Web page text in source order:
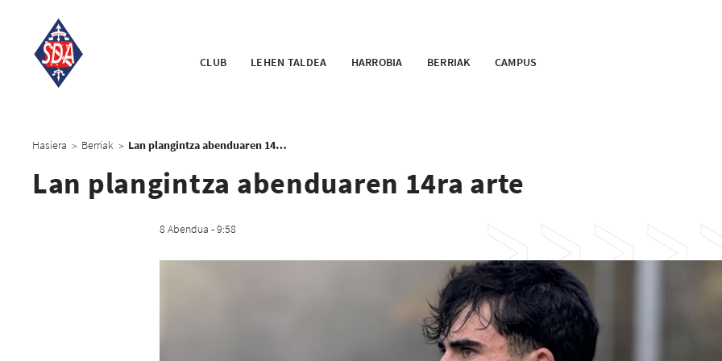
CLUB LEHEN TALDEA HARROBIA BERRIAK CAMPUS
Hasiera > Berriak > Lan plangintza abenduaren 14ra arte
Lan plangintza abenduaren 14ra arte
8 Abendua - 9:58